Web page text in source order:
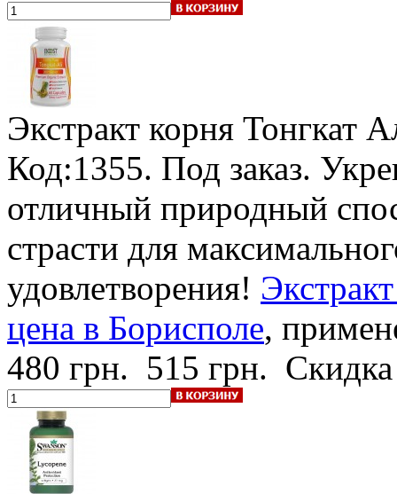
Экстракт корня Тонгкат
Код:1355. Под заказ.
отличный природный
страсти для
удовлетворения!
цена в Борисполе,
480 грн. 515 грн.